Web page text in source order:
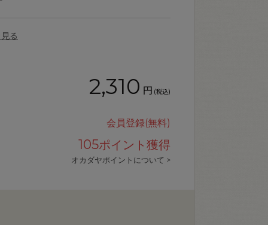
る
2,310 円 (税込)
会員登録(無料)
105ポイント獲得
オカダヤポイントについて >